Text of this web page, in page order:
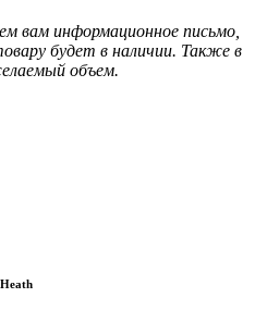
вам информационное письмо,
будет в наличии. Также в
объем.